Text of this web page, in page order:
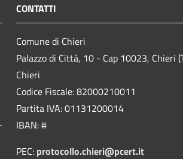
CONTATTI
Comune di Chieri
Palazzo di Città, 10 - Cap 10023, Chieri
Chieri
Codice Fiscale: 82000210011
Partita IVA: 01131200014
IBAN: #
PEC: protocollo.chieri@pcert.it